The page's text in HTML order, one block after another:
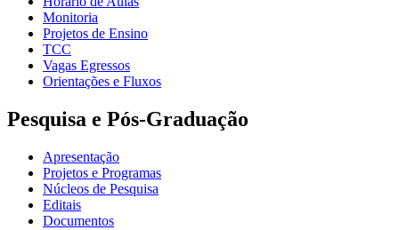
Monitoria
Projetos de Ensino
TCC
Vagas Egressos
Orientações e Fluxos
Pesquisa e Pós-Graduação
Apresentação
Projetos e Programas
Núcleos de Pesquisa
Editais
Documentos